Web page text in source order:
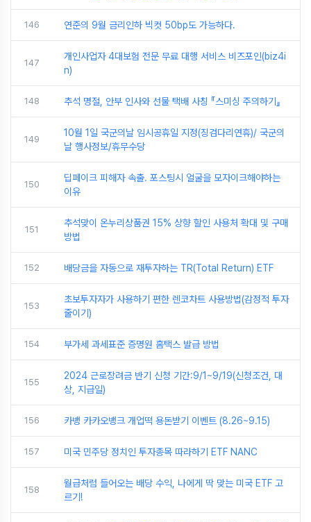
146 연준의 9월 금리인하 빅컷 50bp도 가능하다.
147
개인사업자 4대보험 전문 무료 대행 서비스 비즈포인(biz4i
n)
148 추석 명절, 안부 인사와 선물 택배 사칭 『스미싱 주의하기』
149
10월 1일 국군의날 임시공휴일 지정(징검다리연휴)/ 국군의
날 행사정보/휴무수당
150
딥페이크 피해자 속출. 포스팅시 얼굴을 모자이크해야하는
이유
151
추석맞이 온누리상품권 15% 상향 할인 사용처 확대 및 구매
방법
152 배당금을 자동으로 재투자하는 TR(Total Return) ETF
153
초보투자자가 사용하기 편한 렌코차트 사용방법(감정적 투자
줄이기)
154 부가세 과세표준 증명원 홈택스 발급 방법
155
2024 근로장려금 반기 신청 기간:9/1~9/19(신청조건, 대
상, 지급일)
156 카뱅 카카오뱅크 개업떡 용돈받기 이벤트 (8.26~9.15)
157 미국 민주당 정치인 투자종목 따라하기 ETF NANC
158
월급처럼 들어오는 배당 수익, 나에게 딱 맞는 미국 ETF 고
르기!